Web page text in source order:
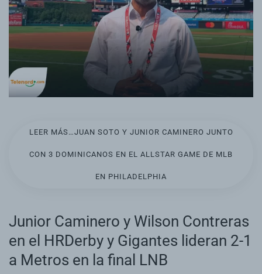
LEER MÁS…JUAN SOTO Y JUNIOR CAMINERO JUNTO
CON 3 DOMINICANOS EN EL ALLSTAR GAME DE MLB
EN PHILADELPHIA
Junior Caminero y Wilson Contreras
en el HRDerby y Gigantes lideran 2-1
a Metros en la final LNB